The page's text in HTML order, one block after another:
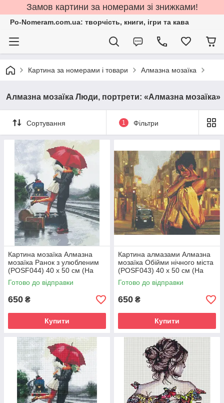
Замов картини за номерами зі знижками!
Po-Nomeram.com.ua: творчість, книги, ігри та кава
Картина за номерами і товари Алмазна мозаїка
Алмазна мозаїка Люди, портрети: «Алмазна мозаїка»
Сортування 1 Фільтри
Картина мозаїка Алмазна
мозаїка Ранок з улюбленим
(POSF044) 40 х 50 см (На
підрамнику)
Готово до відправки
650 ₴
Купити
Картина алмазами Алмазна
мозаїка Обійми нічного міста
(POSF043) 40 х 50 см (На
підрамнику)
Готово до відправки
650 ₴
Купити